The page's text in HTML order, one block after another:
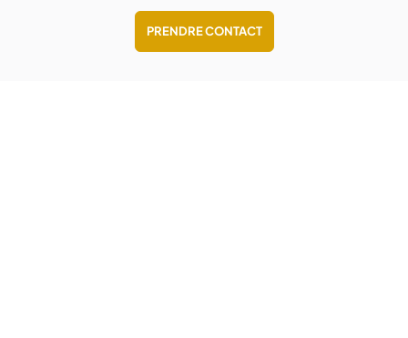
PRENDRE CONTACT